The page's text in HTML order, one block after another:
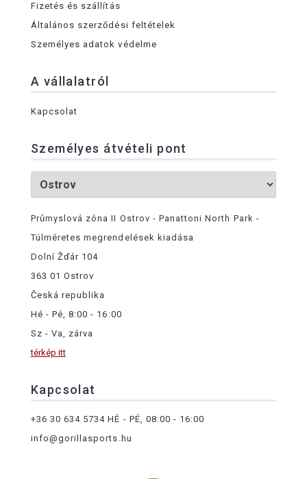
Fizetés és szállítás
Általános szerződési feltételek
Személyes adatok védelme
A vállalatról
Kapcsolat
Személyes átvételi pont
Průmyslová zóna II Ostrov - Panattoni North Park -
Túlméretes megrendelések kiadása
Dolní Žďár 104
363 01 Ostrov
Česká republika
Hé - Pé, 8:00 - 16:00
Sz - Va, zárva
térkép itt
Kapcsolat
+36 30 634 5734 HÉ - PÉ, 08:00 - 16:00
info@gorillasports.hu